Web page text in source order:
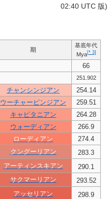
02:40 UTC 版)
期
基底年代
Mya[* 3]
66
251.902
チャンシンジアン
254.14
ウーチャーピンジアン
259.51
キャピタニアン
264.28
ウォーディアン
266.9
ローディアン
274.4
クングーリアン
283.3
アーティンスキアン
290.1
サクマーリアン
293.52
アッセリアン
298.9